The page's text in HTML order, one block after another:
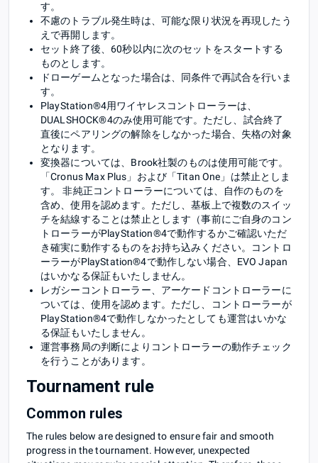
す。
不慮のトラブル発生時は、可能な限り状況を再現したう
えで再開します。
セット終了後、60秒以内に次のセットをスタートする
ものとします。
ドローゲームとなった場合は、同条件で再試合を行いま
す。
PlayStation®4用ワイヤレスコントローラーは、
DUALSHOCK®4のみ使用可能です。ただし、試合終了
直後にペアリングの解除をしなかった場合、失格の対象
となります。
変換器については、Brook社製のものは使用可能です。
「Cronus Max Plus」および「Titan One」は禁止としま
す。 非純正コントローラーについては、自作のものを
含め、使用を認めます。ただし、基板上で複数のスイッ
チを結線することは禁止とします（事前にご自身のコン
トローラーがPlayStation®4で動作するかご確認いただ
き確実に動作するものをお持ち込みください。コントロ
ーラーがPlayStation®4で動作しない場合、EVO Japan
はいかなる保証もいたしません。
レガシーコントローラー、アーケードコントローラーに
ついては、使用を認めます。ただし、コントローラーが
PlayStation®4で動作しなかったとしても運営はいかな
る保証もいたしません。
運営事務局の判断によりコントローラーの動作チェック
を行うことがあります。
Tournament rule
Common rules
The rules below are designed to ensure fair and smooth
progress in the tournament. However, unexpected